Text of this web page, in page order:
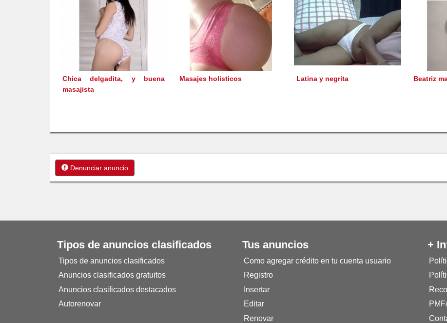
Chica delgadita, y buena
masajista
Masajes holisticos Latina y negrita Beatriz
Denunciar anuncio
Tipos de anuncios clasificados
Tipos de anuncios clasificados
Anuncios clasificados gratuitos
Anuncios clasificados destacados
Autorenovar
Tus anuncios
Como agregar crédito en tu cuenta usuario
Registro
Insertar
Editar
Renovar
+